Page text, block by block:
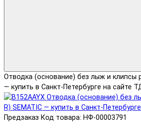
Отводка (основание) без лыж и клипсы
— купить в Санкт-Петербурге на сайте
Предзаказ Код товара: НФ-00003791